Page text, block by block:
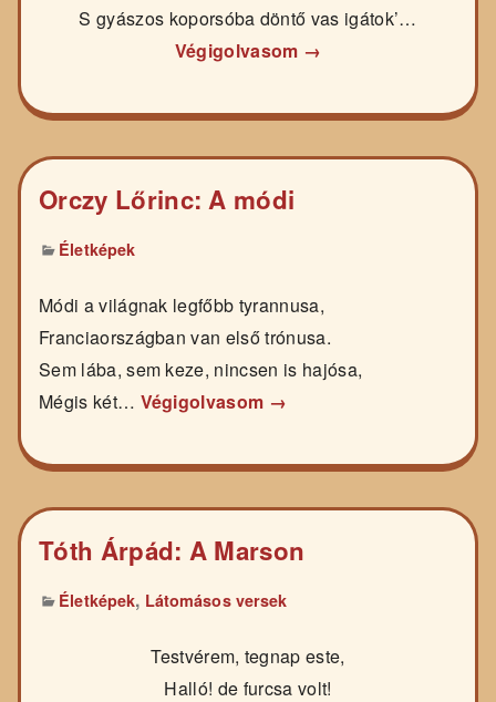
S gyászos koporsóba döntő vas igátok’…
Végigolvasom →
Orczy Lőrinc: A módi
Életképek
Módi a világnak legfőbb tyrannusa,
Franciaországban van első trónusa.
Sem lába, sem keze, nincsen is hajósa,
Mégis két… Végigolvasom →
Tóth Árpád: A Marson
Életképek, Látomásos versek
Testvérem, tegnap este,
Halló! de furcsa volt!